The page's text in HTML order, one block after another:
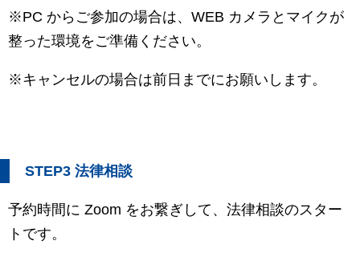
※PC からご参加の場合は、WEB カメラとマイクが
整った環境をご準備ください。
※キャンセルの場合は前日までにお願いします。
STEP3 法律相談
予約時間に Zoom をお繋ぎして、法律相談のスター
トです。